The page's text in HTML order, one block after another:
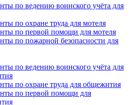
по ведению воинского учёта для
по охране труда для мотеля
по первой помощи для мотеля
по пожарной безопасности для
по ведению воинского учёта для
по охране труда для общежития
по первой помощи для